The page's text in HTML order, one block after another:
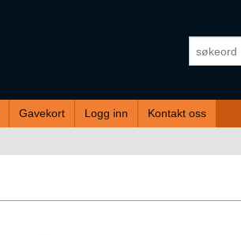
Gavekort Logg inn Kontakt oss